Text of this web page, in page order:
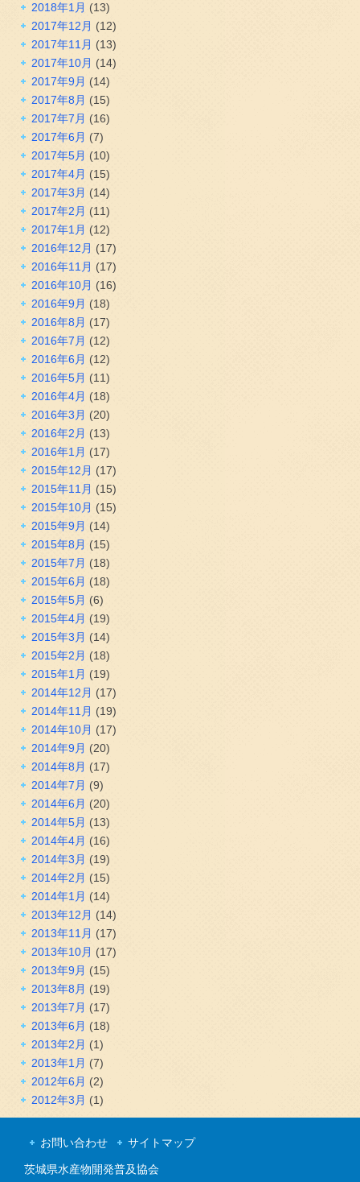
2018年1月 (13)
2017年12月 (12)
2017年11月 (13)
2017年10月 (14)
2017年9月 (14)
2017年8月 (15)
2017年7月 (16)
2017年6月 (7)
2017年5月 (10)
2017年4月 (15)
2017年3月 (14)
2017年2月 (11)
2017年1月 (12)
2016年12月 (17)
2016年11月 (17)
2016年10月 (16)
2016年9月 (18)
2016年8月 (17)
2016年7月 (12)
2016年6月 (12)
2016年5月 (11)
2016年4月 (18)
2016年3月 (20)
2016年2月 (13)
2016年1月 (17)
2015年12月 (17)
2015年11月 (15)
2015年10月 (15)
2015年9月 (14)
2015年8月 (15)
2015年7月 (18)
2015年6月 (18)
2015年5月 (6)
2015年4月 (19)
2015年3月 (14)
2015年2月 (18)
2015年1月 (19)
2014年12月 (17)
2014年11月 (19)
2014年10月 (17)
2014年9月 (20)
2014年8月 (17)
2014年7月 (9)
2014年6月 (20)
2014年5月 (13)
2014年4月 (16)
2014年3月 (19)
2014年2月 (15)
2014年1月 (14)
2013年12月 (14)
2013年11月 (17)
2013年10月 (17)
2013年9月 (15)
2013年8月 (19)
2013年7月 (17)
2013年6月 (18)
2013年2月 (1)
2013年1月 (7)
2012年6月 (2)
2012年3月 (1)
お問い合わせ サイトマップ
茨城県水産物開発普及協会